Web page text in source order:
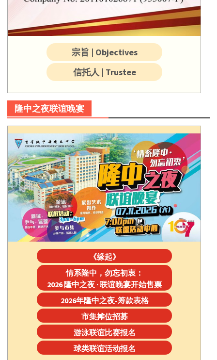
宗旨 | Objectives
信托人 | Trustee
隆中之夜联谊晚宴
《缘起》
情系隆中，勿忘初衷：
2026 隆中之夜 · 联谊晚宴开始售票
2026年隆中之夜-筹款表格
市集摊位招募
游泳联谊比赛报名
球类联谊活动报名